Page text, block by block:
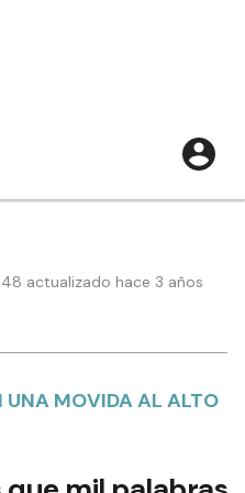
actualizado hace 3 años
UNA MOVIDA AL ALTO